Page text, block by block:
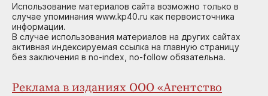
Использование материалов сайта возможно только в
случае упоминания www.kp40.ru как первоисточника
информации.
В случае использования материалов на других сайтах
активная индексируемая ссылка на главную страницу
без заключения в no-index, no-follow обязательна.
Реклама в изданиях ООО «Агентство